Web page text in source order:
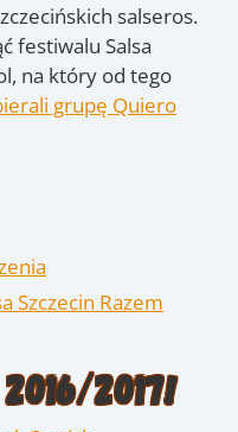
salseros.
festiwalu Salsa
na który od tego
grupę Quiero
Szczecin Razem
2017!